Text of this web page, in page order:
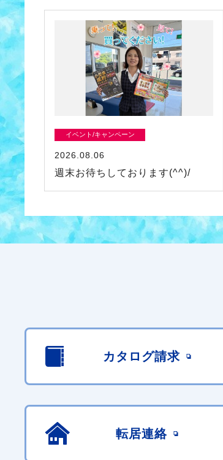
イベント/キャンペーン
2026.08.06
週末お待ちしております(^^)/
カタログ請求
転居連絡